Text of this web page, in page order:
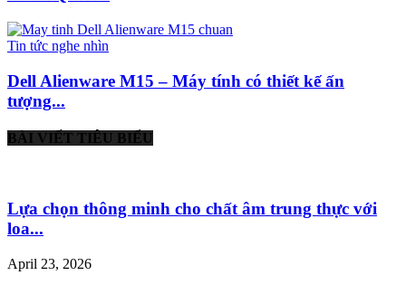
Tin tức nghe nhìn
Dell Alienware M15 – Máy tính có thiết kế ấn
tượng...
BÀI VIẾT TIÊU BIỂU
Lựa chọn thông minh cho chất âm trung thực với
loa...
April 23, 2026